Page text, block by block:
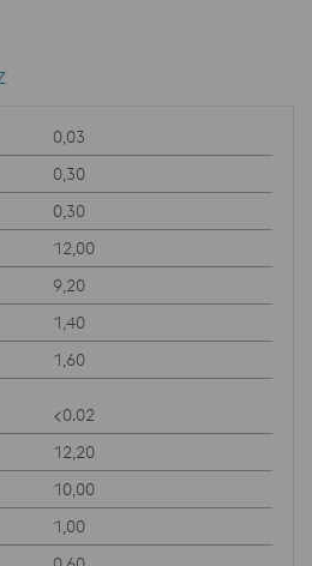
0,03
0,30
0,30
12,00
9,20
1,40
1,60
<0.02
12,20
10,00
1,00